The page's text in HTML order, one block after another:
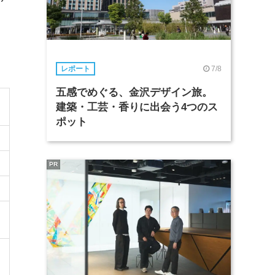
レポート 7/8
五感でめぐる、金沢デザイン旅。
建築・工芸・香りに出会う4つのス
ポット
PR